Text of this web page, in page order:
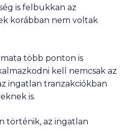
is felbukkan az
korábban nem voltak
több ponton is
kell nemcsak az
ingatlan tranzakciókban
is.
történik, az ingatlan